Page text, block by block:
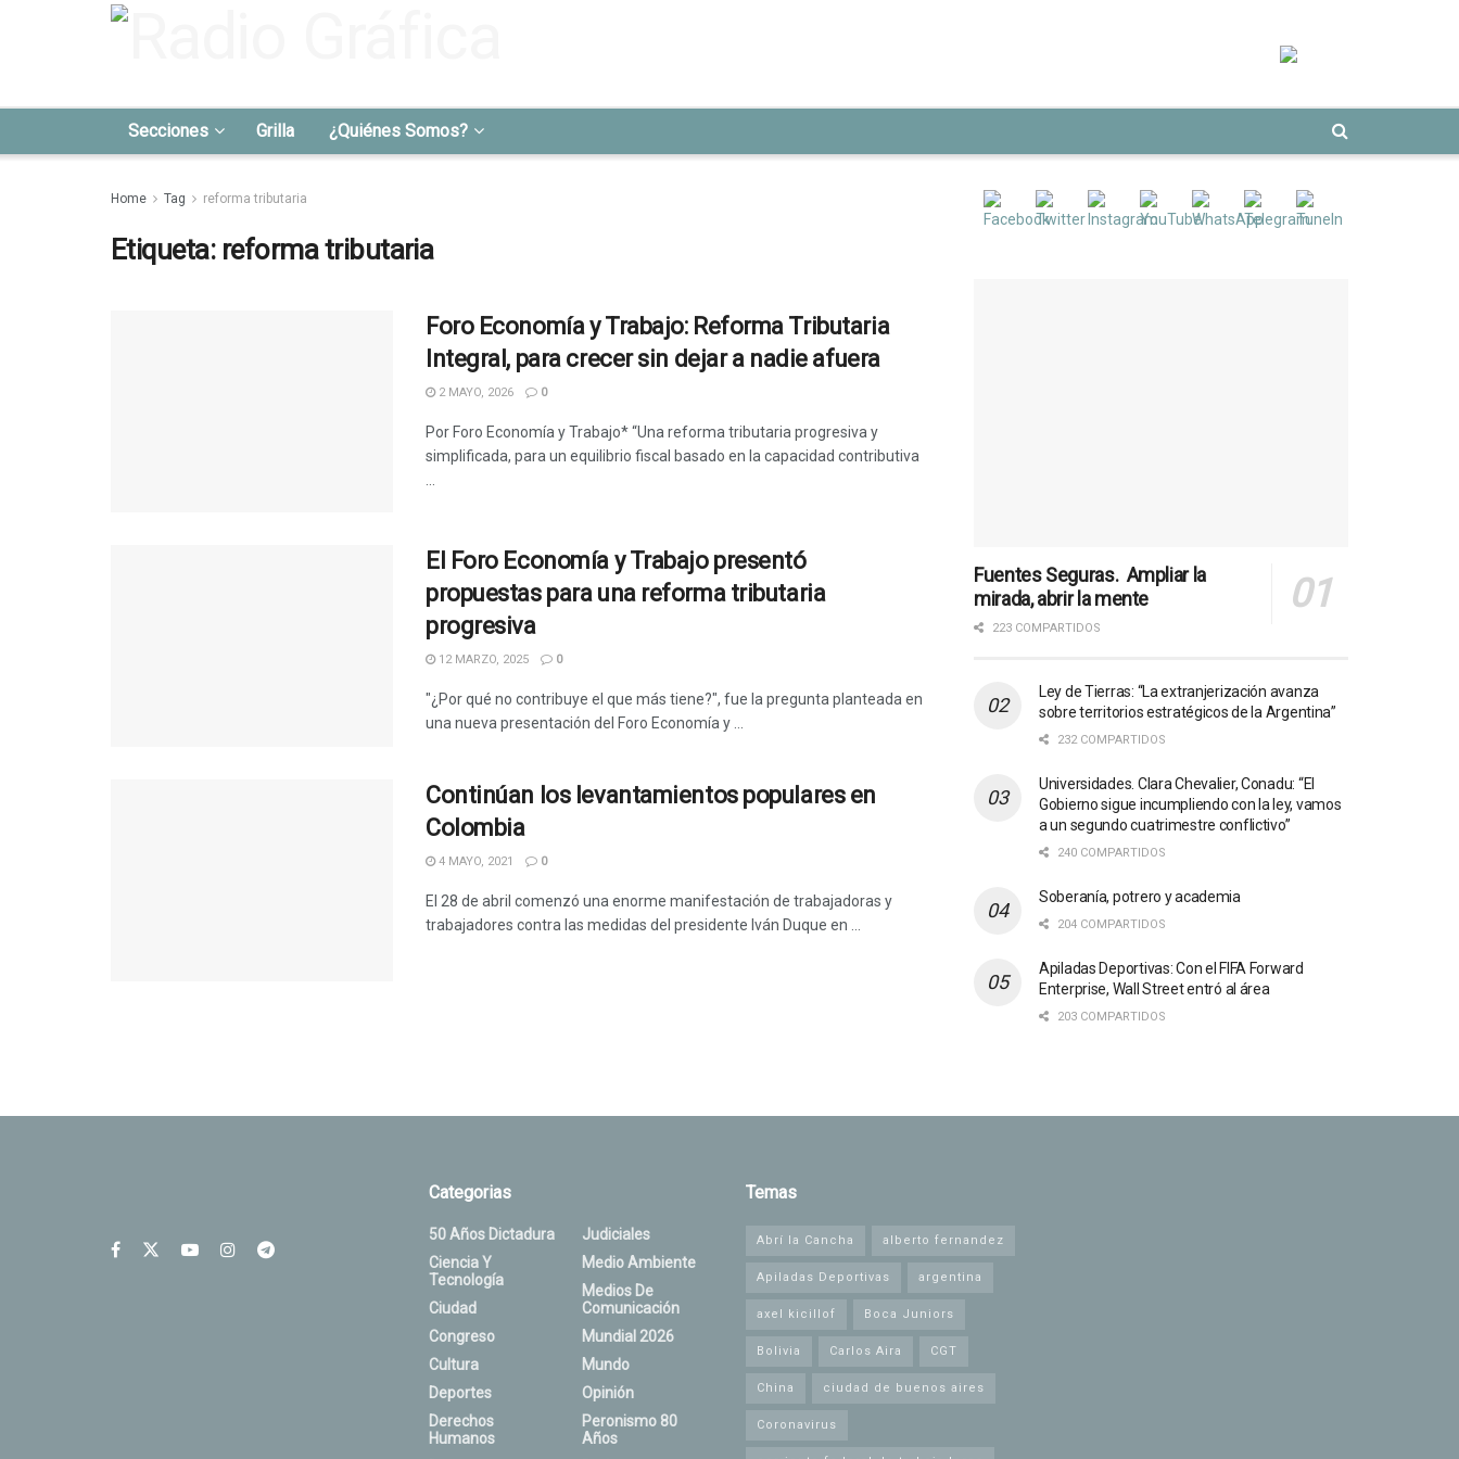
Secciones Grilla ¿Quiénes Somos?
Home Tag reforma tributaria
Etiqueta: reforma tributaria
Foro Economía y Trabajo: Reforma Tributaria
Integral, para crecer sin dejar a nadie afuera
2 MAYO, 2026 0
Por Foro Economía y Trabajo* “Una reforma tributaria progresiva y
simplificada, para un equilibrio fiscal basado en la capacidad contributiva
El Foro Economía y Trabajo presentó
propuestas para una reforma tributaria
progresiva
12 MARZO, 2025 0
"¿Por qué no contribuye el que más tiene?", fue la pregunta planteada en
una nueva presentación del Foro Economía y ...
Continúan los levantamientos populares en
Colombia
4 MAYO, 2021 0
El 28 de abril comenzó una enorme manifestación de trabajadoras y
trabajadores contra las medidas del presidente Iván Duque en ...
Fuentes Seguras. Ampliar la
mirada, abrir la mente
223 COMPARTIDOS
Ley de Tierras: “La extranjerización avanza
sobre territorios estratégicos de la Argentina”
232 COMPARTIDOS
Universidades. Clara Chevalier, Conadu: “El
Gobierno sigue incumpliendo con la ley, vamos
a un segundo cuatrimestre conflictivo”
240 COMPARTIDOS
Soberanía, potrero y academia
204 COMPARTIDOS
Apiladas Deportivas: Con el FIFA Forward
Enterprise, Wall Street entró al área
203 COMPARTIDOS
Categorias
50 Años Dictadura
Ciencia Y
Tecnología
Ciudad
Congreso
Cultura
Deportes
Derechos
Humanos
Judiciales
Medio Ambiente
Medios De
Comunicación
Mundial 2026
Mundo
Opinión
Peronismo 80
Años
Temas
Abrí la Cancha alberto fernandez
Apiladas Deportivas argentina
axel kicillof Boca Juniors
Bolivia Carlos Aira CGT
China ciudad de buenos aires
Coronavirus